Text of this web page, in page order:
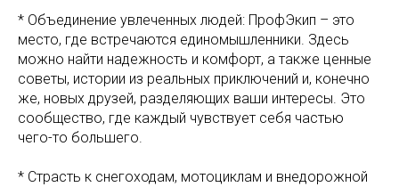
* Объединение увлеченных людей: ПрофЭкип – это
место, где встречаются единомышленники. Здесь
можно найти надежность и комфорт, а также ценные
советы, истории из реальных приключений и, конечно
же, новых друзей, разделяющих ваши интересы. Это
сообщество, где каждый чувствует себя частью
чего-то большего.
* Страсть к снегоходам, мотоциклам и внедорожной